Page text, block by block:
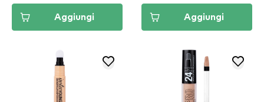
Aggiungi Aggiungi